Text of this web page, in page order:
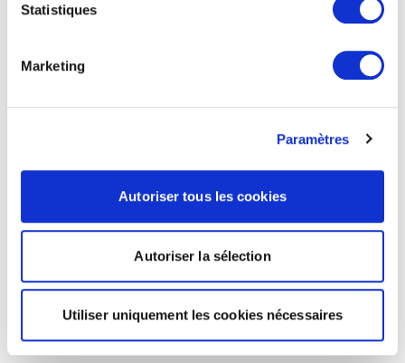
Statistiques
Marketing
Paramètres
Autoriser tous les cookies
Autoriser la sélection
Utiliser uniquement les cookies nécessaires